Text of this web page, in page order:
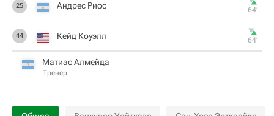
25 Андрес Риос 64‎’‎
44 Кейд Коуэлл 64‎’‎
Матиас Алмейда
Тренер